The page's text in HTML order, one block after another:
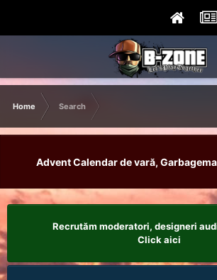
Home Search
Advent Calendar de vară,
Recrutăm moderatori, designeri
Click aici